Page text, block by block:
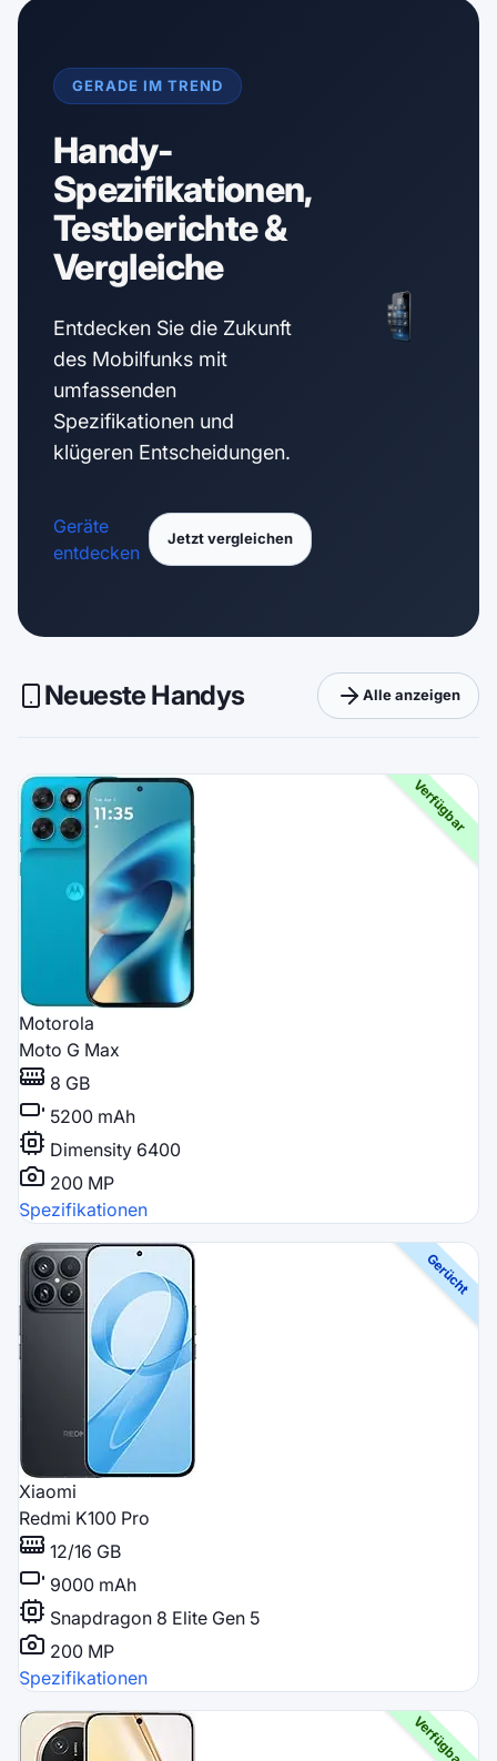
GERADE IM TREND
Handy-
Spezifikationen,
Testberichte &
Vergleiche
Entdecken Sie die Zukunft
des Mobilfunks mit
umfassenden
Spezifikationen und
klügeren Entscheidungen.
Geräte
entdecken
Jetzt vergleichen
Neueste Handys Alle anzeigen
Motorola
Moto G Max
8 GB
5200 mAh
Dimensity 6400
200 MP
Spezifikationen
Xiaomi
Redmi K100 Pro
12/16 GB
9000 mAh
Snapdragon 8 Elite Gen 5
200 MP
Spezifikationen